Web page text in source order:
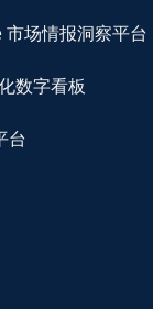
场情报洞察平台
数字看板
台